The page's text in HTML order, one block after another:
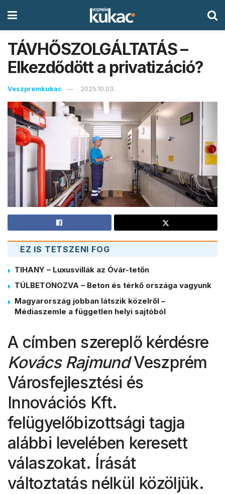
TÁVHŐSZOLGÁLTATÁS –
Elkezdődött a privatizáció?
Veszpremkukac 2025.10.03.
EZ IS TETSZENI FOG
TIHANY – Luxusvillák az Óvár-tetőn
TÚLBETONOZVA – Beton és térkő országa vagyunk
Magyarország jobban látszik közelről –
Médiaszemle a független helyi sajtóból
A címben szereplő kérdésre
Kovács RajmundVeszprém
Városfejlesztési és
Innovációs Kft.
felügyelőbizottsági tagja
alábbi levelében keresett
válaszokat. Írását
változtatás nélkül közöljük.